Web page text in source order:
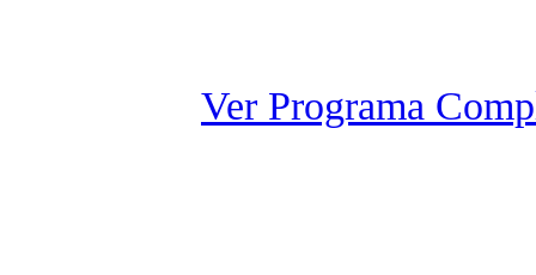
Ver Programa